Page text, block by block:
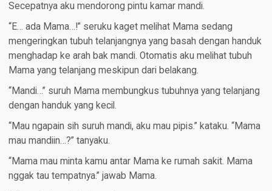
Secepatnya aku mendorong pintu kamar mandi.
“E… ada Mama…!” seruku kaget melihat Mama sedang
mengeringkan tubuh telanjangnya yang basah dengan handuk
menghadap ke arah bak mandi. Otomatis aku melihat tubuh
Mama yang telanjang meskipun dari belakang.
“Mandi…” suruh Mama membungkus tubuhnya yang telanjang
dengan handuk yang kecil.
“Mau ngapain sih suruh mandi, aku mau pipis.” kataku. “Mama
mau mandiin…?” tanyaku.
“Mama mau minta kamu antar Mama ke rumah sakit. Mama
nggak tau tempatnya.” jawab Mama.